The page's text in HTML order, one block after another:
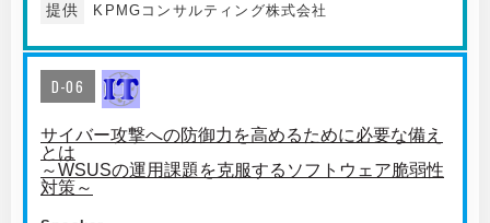
提供 KPMGコンサルティング株式会社
D-06
サイバー攻撃への防御力を高めるために必要な備え
とは
～WSUSの運用課題を克服するソフトウェア脆弱性
対策～